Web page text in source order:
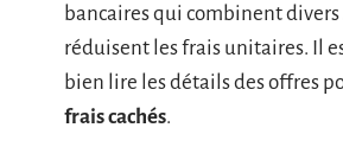
bancaires qui combinent divers
réduisent les frais unitaires. Il
bien lire les détails des offres
frais cachés.